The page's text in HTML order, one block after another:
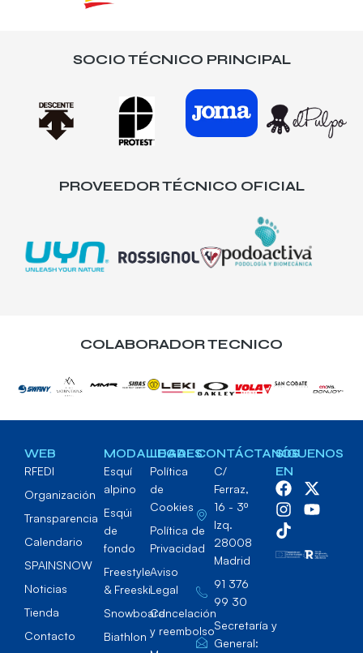
SOCIO TÉCNICO PRINCIPAL
PROVEEDOR TÉCNICO OFICIAL
COLABORADOR TECNICO
WEB
RFEDI
Organización
Transparencia
Calendario
SPAINSNOW
Noticias
Tienda
Contacto
MODALIDADES
Esquí
alpino
Esqúi
de
fondo
Freestyle
& Freeski
Snowboard
Biathlon
LEGAL
Política
de
Cookies
Política de
Privacidad
Aviso
Legal
Cancelación
y reembolso
CONTÁCTANOS
C/
Ferraz,
16 - 3º
Izq.
28008
Madrid
91 376
99 30
Secretaría y
General:
SÍGUENOS
EN